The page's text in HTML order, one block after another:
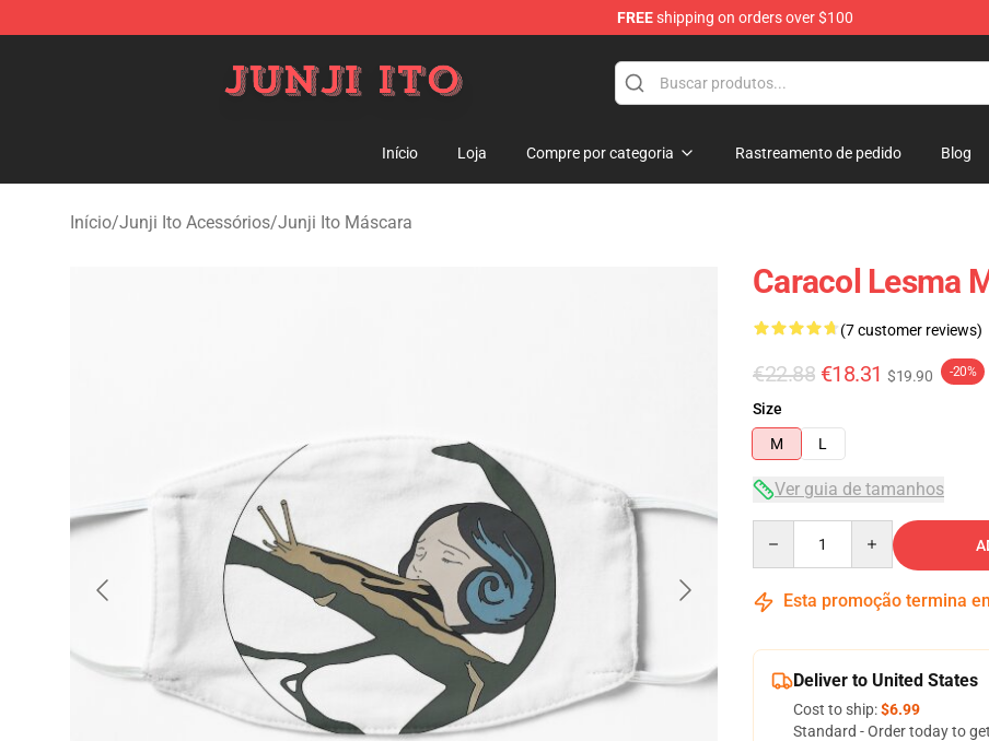
FREEshipping on orders over $100
Início Loja Compre por categoria Rastreamento de pedido Blog
Início/Junji Ito Acessórios/Junji Ito Máscara
Caracol Lesma
(7 customer reviews)
€22.88 €18.31 $19.90 -20%
Size
M
L
Ver guia de tamanhos
Esta promoção termina
Deliver to United States
Cost to ship:$6.99
Standard - Order today to